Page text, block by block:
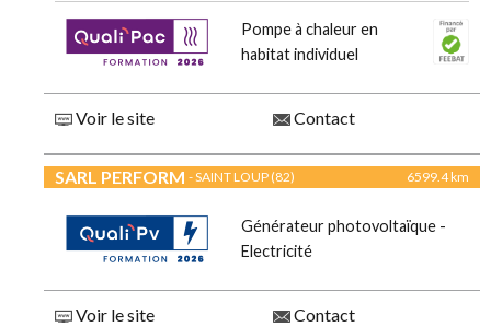
Pompe à chaleur en
habitat individuel
Voir le site Contact
SARL PERFORM - SAINT LOUP (82) 6599.4 km
Générateur photovoltaïque -
Electricité
Voir le site Contact